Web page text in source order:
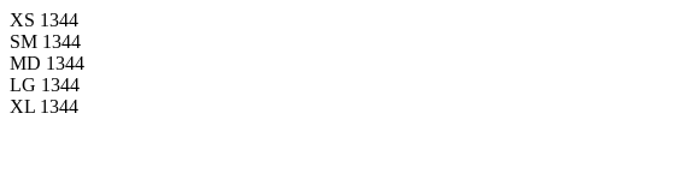
XS 1344
SM 1344
MD 1344
LG 1344
XL 1344